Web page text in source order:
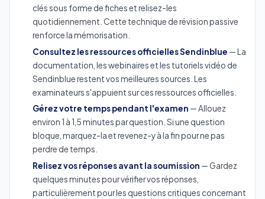
clés sous forme de fiches et relisez-les
quotidiennement. Cette technique de révision passive
renforce la mémorisation.
Consultez les ressources officielles Sendinblue — La
documentation, les webinaires et les tutoriels vidéo de
Sendinblue restent vos meilleures sources. Les
examinateurs s'appuient sur ces ressources officielles.
Gérez votre temps pendant l'examen — Allouez
environ 1 à 1,5 minutes par question. Si une question
bloque, marquez-la et revenez-y à la fin pour ne pas
perdre de temps.
Relisez vos réponses avant la soumission — Gardez
quelques minutes pour vérifier vos réponses,
particulièrement pour les questions critiques concernant